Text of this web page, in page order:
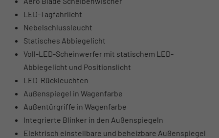
LED-Tagfahrlicht
Nebelschlussleucht
Statisches Abbiegelicht
Voll-LED-Scheinwerfer mit statischem LED-
Abbiegelicht und Positionslicht
LED-Rückleuchten
Außenspiegel in Wagenfarbe
Außentürgriffe in Wagenfarbe
Integrierte Blinker in den Außenspiegeln
Elektrisch einstellbare und beheizbare Außenspiegel